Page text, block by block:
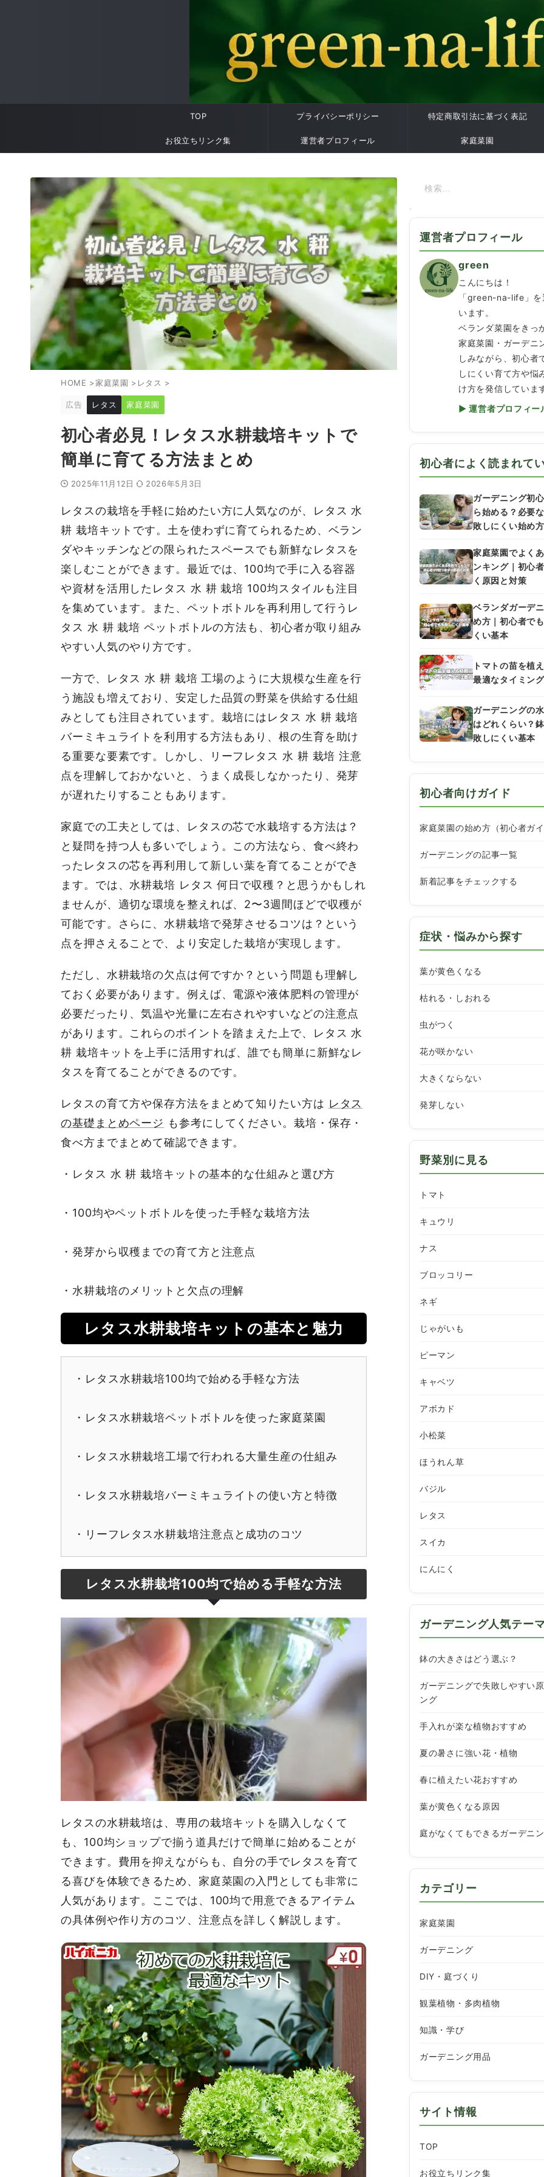
TOP プライバシーポリシー 特定商取引法に基づく表記
お役立ちリンク集 運営者プロフィール 家庭菜園
HOME >家庭菜園 > レタス >
広告 レタス 家庭菜園
初心者必見！レタス水耕栽培キットで
簡単に育てる方法まとめ
2025年11月12日 2026年5月3日
レタスの栽培を手軽に始めたい方に人気なのが、レタス 水
耕 栽培キットです。土を使わずに育てられるため、ベラン
ダやキッチンなどの限られたスペースでも新鮮なレタスを
楽しむことができます。最近では、100均で手に入る容器
や資材を活用したレタス 水 耕 栽培 100均スタイルも注目
を集めています。また、ペットボトルを再利用して行うレ
タス 水 耕 栽培 ペットボトルの方法も、初心者が取り組み
やすい人気のやり方です。
一方で、レタス 水 耕 栽培 工場のように大規模な生産を行
う施設も増えており、安定した品質の野菜を供給する仕組
みとしても注目されています。栽培にはレタス 水 耕 栽培
バーミキュライトを利用する方法もあり、根の生育を助け
る重要な要素です。しかし、リーフレタス 水 耕 栽培 注意
点を理解しておかないと、うまく成長しなかったり、発芽
が遅れたりすることもあります。
家庭での工夫としては、レタスの芯で水栽培する方法は？
と疑問を持つ人も多いでしょう。この方法なら、食べ終わ
ったレタスの芯を再利用して新しい葉を育てることができ
ます。では、水耕栽培 レタス 何日で収穫？と思うかもしれ
ませんが、適切な環境を整えれば、2〜3週間ほどで収穫が
可能です。さらに、水耕栽培で発芽させるコツは？という
点を押さえることで、より安定した栽培が実現します。
ただし、水耕栽培の欠点は何ですか？という問題も理解し
ておく必要があります。例えば、電源や液体肥料の管理が
必要だったり、気温や光量に左右されやすいなどの注意点
があります。これらのポイントを踏まえた上で、レタス 水
耕 栽培キットを上手に活用すれば、誰でも簡単に新鮮なレ
タスを育てることができるのです。
レタスの育て方や保存方法をまとめて知りたい方は レタス
の基礎まとめページ も参考にしてください。栽培・保存・
食べ方までまとめて確認できます。
・レタス 水 耕 栽培キットの基本的な仕組みと選び方
・100均やペットボトルを使った手軽な栽培方法
・発芽から収穫までの育て方と注意点
・水耕栽培のメリットと欠点の理解
レタス水耕栽培キットの基本と魅力
・レタス水耕栽培100均で始める手軽な方法
・レタス水耕栽培ペットボトルを使った家庭菜園
・レタス水耕栽培工場で行われる大量生産の仕組み
・レタス水耕栽培バーミキュライトの使い方と特徴
・リーフレタス水耕栽培注意点と成功のコツ
レタス水耕栽培100均で始める手軽な方法
レタスの水耕栽培は、専用の栽培キットを購入しなくて
も、100均ショップで揃う道具だけで簡単に始めることが
できます。費用を抑えながらも、自分の手でレタスを育て
る喜びを体験できるため、家庭菜園の入門としても非常に
人気があります。ここでは、100均で用意できるアイテム
の具体例や作り方のコツ、注意点を詳しく解説します。
運営者プロフィール
green
こんにちは！
「green-na-life」を
います。
ベランダ菜園をきっ
家庭菜園・ガーデニ
しみながら、初心者
しにくい育て方や悩
け方を発信していま
▶ 運営者プロフィー
初心者によく読まれて
ガーデニング初
ら始める？必要
敗しにくい始め方
家庭菜園でよく
ンキング｜初心
く原因と対策
ベランダガーデ
め方｜初心者で
くい基本
トマトの苗を植
最適なタイミン
ガーデニングの
はどれくらい？
敗しにくい基本
初心者向けガイド
家庭菜園の始め方（初心者ガ
ガーデニングの記事一覧
新着記事をチェックする
症状・悩みから探す
葉が黄色くなる
枯れる・しおれる
虫がつく
花が咲かない
大きくならない
発芽しない
野菜別に見る
トマト
キュウリ
ナス
ブロッコリー
ネギ
じゃがいも
ピーマン
キャベツ
アボカド
小松菜
ほうれん草
バジル
レタス
スイカ
にんにく
ガーデニング人気テー
鉢の大きさはどう選ぶ？
ガーデニングで失敗しやすい
ング
手入れが楽な植物おすすめ
夏の暑さに強い花・植物
春に植えたい花おすすめ
葉が黄色くなる原因
庭がなくてもできるガーデニ
カテゴリー
家庭菜園
ガーデニング
DIY・庭づくり
観葉植物・多肉植物
知識・学び
ガーデニング用品
サイト情報
TOP
お役立ちリンク集